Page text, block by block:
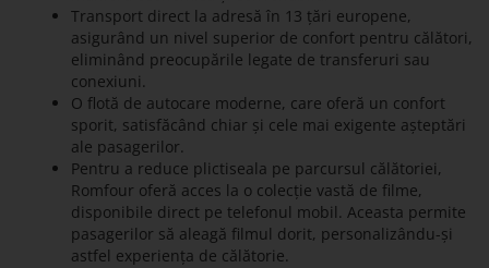
Transport direct la adresă în 13 țări europene,
asigurând un nivel superior de confort pentru călători,
eliminând preocupările legate de transferuri sau
conexiuni.
O flotă de autocare moderne, care oferă un confort
sporit, satisfăcând chiar și cele mai exigente așteptări
ale pasagerilor.
Pentru a reduce plictiseala pe parcursul călătoriei,
Romfour oferă acces la o colecție vastă de filme,
disponibile direct pe telefonul mobil. Aceasta permite
pasagerilor să aleagă filmul dorit, personalizându-și
astfel experiența de călătorie.